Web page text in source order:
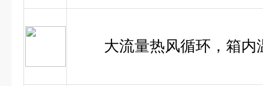
大流量热风循环，箱内